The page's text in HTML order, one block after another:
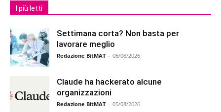
I più letti
Settimana corta? Non basta per
lavorare meglio
Redazione BitMAT - 06/08/2026
Claude ha hackerato alcune
organizzazioni
Redazione BitMAT - 05/08/2026